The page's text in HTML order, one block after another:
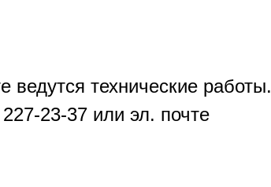
технические работы.
23-37 или эл. почте